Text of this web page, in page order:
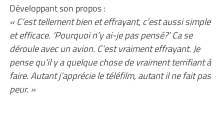
Développant son propos :
« C’est tellement bien et effrayant, c’est aussi simple
et efficace. ‘Pourquoi n’y ai-je pas pensé?’ Ca se
déroule avec un avion. C’est vraiment effrayant. Je
pense qu’il y a quelque chose de vraiment terrifiant à
faire. Autant j’apprécie le téléfilm, autant il ne fait pas
peur. »